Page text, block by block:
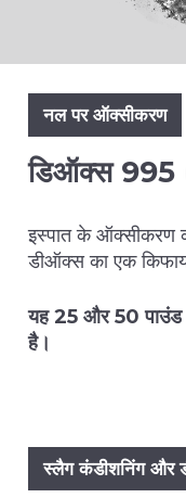
नल पर ऑक्सीकरण
डिऑक्स 995
इस्पात के ऑक्सीकरण
डीऑक्स का एक
यह 25 और 50 पाउंड
है।
स्लैग कंडीशनिंग और